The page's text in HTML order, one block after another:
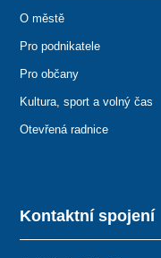
Kontaktní spojení
O městě
Pro podnikatele
Pro občany
Kultura, sport a volný čas
Otevřená radnice